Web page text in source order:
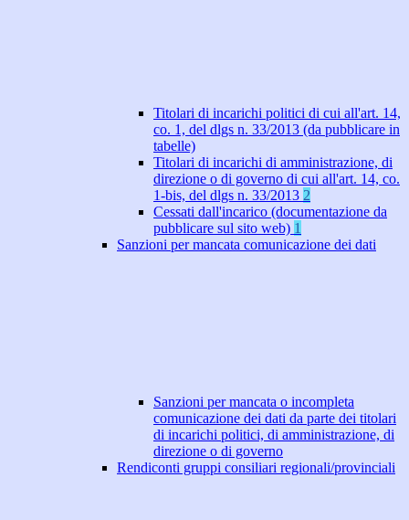
Titolari di incarichi politici di cui all'art. 14,
co. 1, del dlgs n. 33/2013 (da pubblicare in
tabelle)
Titolari di incarichi di amministrazione, di
direzione o di governo di cui all'art. 14, co.
1-bis, del dlgs n. 33/2013 2
Cessati dall'incarico (documentazione da
pubblicare sul sito web) 1
Sanzioni per mancata comunicazione dei dati
Sanzioni per mancata o incompleta
comunicazione dei dati da parte dei titolari
di incarichi politici, di amministrazione, di
direzione o di governo
Rendiconti gruppi consiliari regionali/provinciali